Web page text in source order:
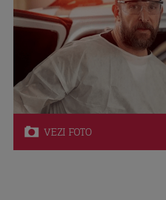
VEZI FOTO